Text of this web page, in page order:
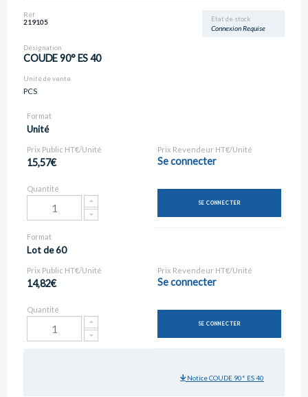
Etat de stock
Connexion Requise
Réf
219105
Désignation
COUDE 90° ES 40
Unité de vente
PCS
Format
Unité
Prix Public HT€/Unité
15,57€
Prix Revendeur HT€/Unité
Se connecter
Quantité
SE CONNECTER
Format
Lot de 60
Prix Public HT€/Unité
14,82€
Prix Revendeur HT€/Unité
Se connecter
Quantité
SE CONNECTER
Notice COUDE 90° ES 40